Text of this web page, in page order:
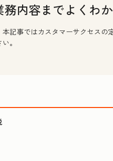
内容までよくわ
記事ではカスタマーサクセスの
。